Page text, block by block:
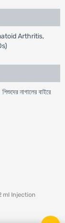
Arthritis,
নাগালের বাইরে
ml Injection